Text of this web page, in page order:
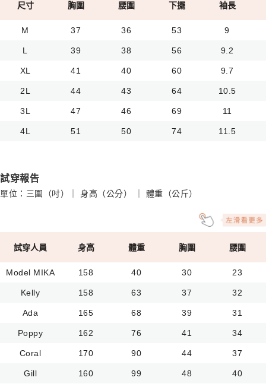
尺寸 胸圍 腰圍 下擺 袖長
M 37 36 53 9
L 39 38 56 9.2
XL 41 40 60 9.7
2L 44 43 64 10.5
3L 47 46 69 11
4L 51 50 74 11.5
試穿報告
單位：三圍（吋）｜ 身高（公分） ｜ 體重（公斤）
試穿人員 身高 體重 胸圍 腰圍
Model MIKA 158 40 30 23
Kelly 158 63 37 32
Ada 165 68 39 31
Poppy 162 76 41 34
Coral 170 90 44 37
Gill 160 99 48 40